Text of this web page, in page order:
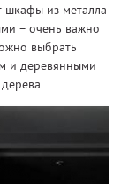
шкафы из металла
– очень важно
выбрать
и деревянными